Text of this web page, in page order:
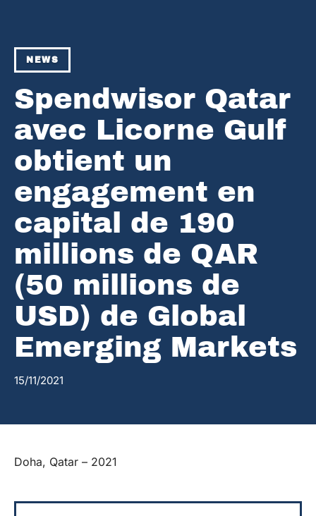
NEWS
Spendwisor Qatar
avec Licorne Gulf
obtient un
engagement en
capital de 190
millions de QAR
(50 millions de
USD) de Global
Emerging Markets
15/11/2021
Doha, Qatar – 2021